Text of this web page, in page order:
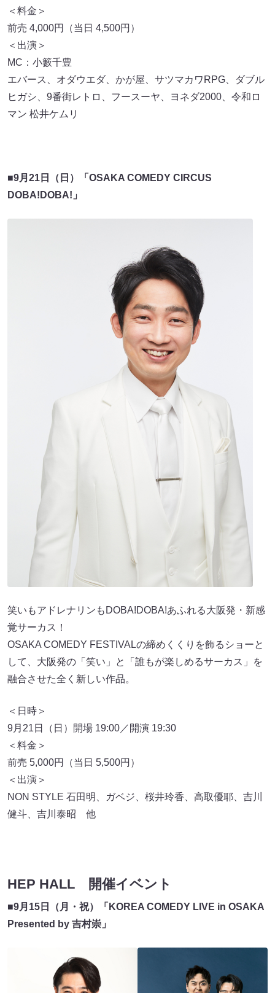
＜料金＞
前売 4,000円（当日 4,500円）
＜出演＞
MC：小籔千豊
エバース、オダウエダ、かが屋、サツマカワRPG、ダブル
ヒガシ、9番街レトロ、フースーヤ、ヨネダ2000、令和ロ
マン 松井ケムリ
■9月21日（日）「OSAKA COMEDY CIRCUS
DOBA!DOBA!」
笑いもアドレナリンもDOBA!DOBA!あふれる大阪発・新感
覚サーカス！
OSAKA COMEDY FESTIVALの締めくくりを飾るショーと
して、大阪発の「笑い」と「誰もが楽しめるサーカス」を
融合させた全く新しい作品。
＜日時＞
9月21日（日）開場 19:00／開演 19:30
＜料金＞
前売 5,000円（当日 5,500円）
＜出演＞
NON STYLE 石田明、ガベジ、桜井玲香、高取優耶、吉川
健斗、吉川泰昭 他
HEP HALL 開催イベント
■9月15日（月・祝）「KOREA COMEDY LIVE in OSAKA
Presented by 吉村崇」